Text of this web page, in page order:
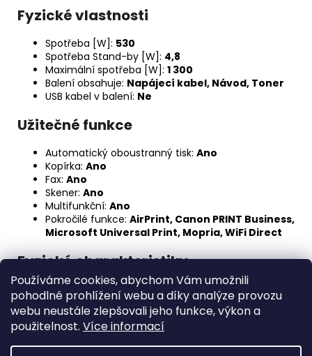
Používáme cookies, abychom Vám umožnili
pohodlné prohlížení webu a díky analýze provozu
webu neustále zlepšovali jeho funkce, výkon a
použitelnost. Více informací
Fyzické vlastnosti
Spotřeba [W]: 530
Spotřeba Stand-by [W]: 4,8
Maximální spotřeba [W]: 1 300
Balení obsahuje: Napájecí kabel, Návod, Toner
USB kabel v balení: Ne
Užitečné funkce
Automatický oboustranný tisk: Ano
Kopírka: Ano
Fax: Ano
Skener: Ano
Multifunkční: Ano
Pokročilé funkce: AirPrint, Canon PRINT Business,
Microsoft Universal Print, Mopria, WiFi Direct
Fyzické charakteristiky
Šířka [mm]:390
Výška [mm]:368
Hloubka [mm]:374
Hmotnost [kg]:11,4